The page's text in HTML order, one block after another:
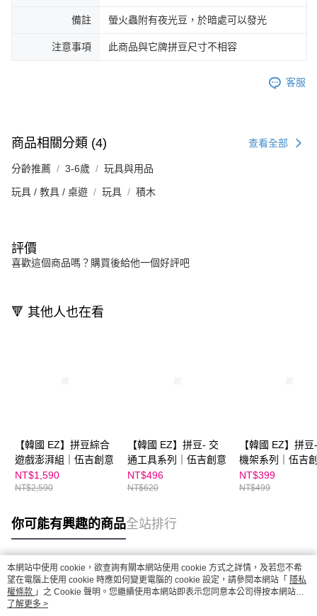
備註 螢火蟲附有夜光豆，於暗處可以發光
注意事項 此商品與它牌拼豆尺寸不相容
客服
商品相關分類 (4) 查看全部
分齡推薦 3-6歲 玩具與用品
玩具 / 教具 / 桌遊 玩具 積木
評價
喜歡這個商品嗎？購買後給他一個好評吧
🔻 其他人也在看
【韓國 EZ】拼豆綜合
遊戲澎湃組｜伍吉創意
NT$1,590
NT$2,590
【韓國 EZ】拼豆- 交
通工具系列｜伍吉創意
NT$496
NT$620
【韓國 EZ】拼
機架系列｜伍吉
NT$399
NT$499
你可能有興趣的商品全站排行
熱門標籤
本網站中使用 cookie，欲查詢有關本網站使用 cookie 方式之詳情，及若您不希
望在電腦上使用 cookie 時應如何變更電腦的 cookie 設定，請參閱本網站「 隱私
權條款 」之 Cookie 聲明。您繼續使用本網站即表示您同意本公司得按本網站使
用條款之 Cookie 聲明使用 cookie。
了解更多 >